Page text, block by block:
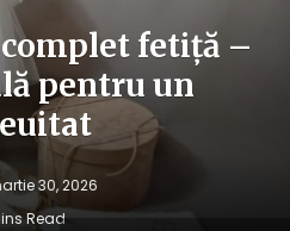
fetiță –
pentru un
30, 2026
Read